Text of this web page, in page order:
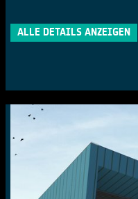
ALLE DETAILS ANZEIGEN